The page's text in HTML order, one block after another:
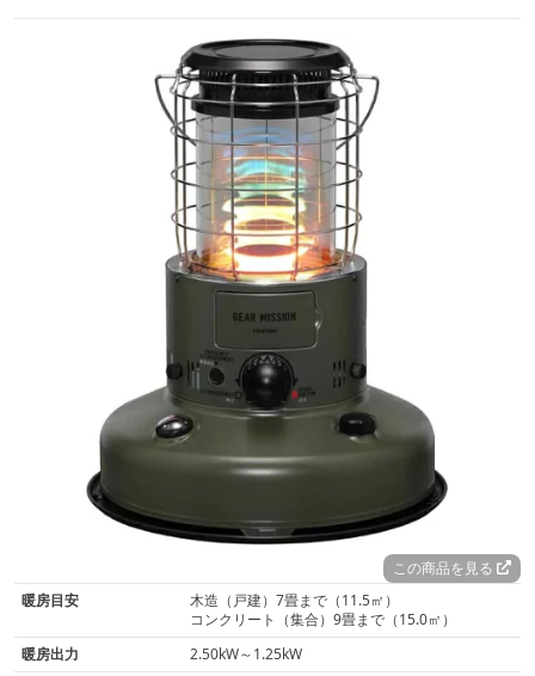
この商品を見る
暖房目安
木造（戸建）7畳まで（11.5㎡）
コンクリート（集合）9畳まで（15.0㎡）
暖房出力
2.50kW～1.25kW